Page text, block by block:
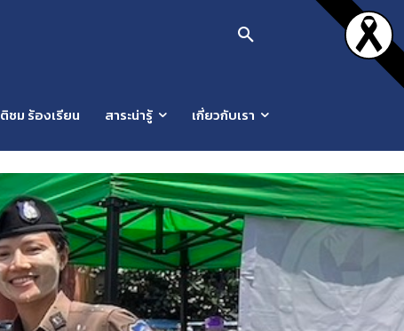
ติชม ร้องเรียน สาระน่ารู้ เกี่ยวกับเรา